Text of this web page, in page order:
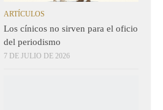
ARTÍCULOS
Los cínicos no sirven para el oficio
del periodismo
7 DE JULIO DE 2026